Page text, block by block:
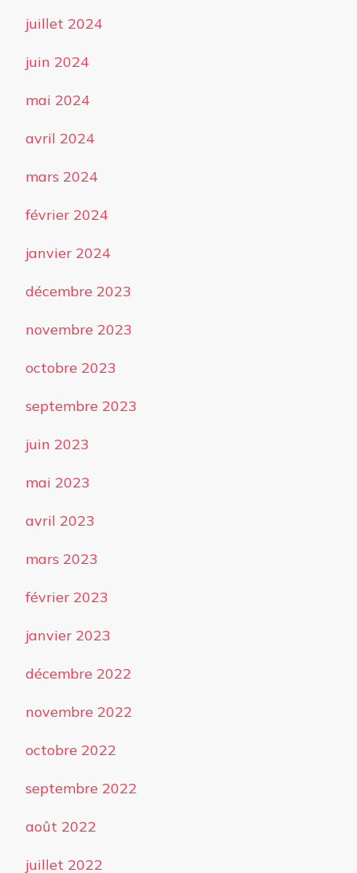
juillet 2024
juin 2024
mai 2024
avril 2024
mars 2024
février 2024
janvier 2024
décembre 2023
novembre 2023
octobre 2023
septembre 2023
juin 2023
mai 2023
avril 2023
mars 2023
février 2023
janvier 2023
décembre 2022
novembre 2022
octobre 2022
septembre 2022
août 2022
juillet 2022